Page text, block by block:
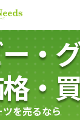
・
・
を売るなら